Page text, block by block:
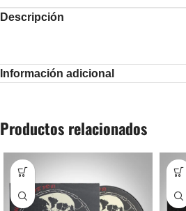
Descripción
Información adicional
Productos relacionados